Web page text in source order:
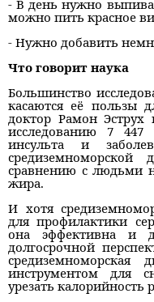
- В день нужно
можно пить красное
- Нужно добавить
Что говорит наука
Большинство
касаются её пользы
доктор Рамон Эструх
исследованию 7
инсульта и
сравнению с людьми
жира.
И хотя
для профилактики
она эффективна и
долгосрочной
инструментом для
урезать калорийность